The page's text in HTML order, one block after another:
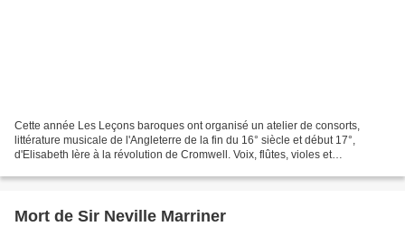
Cette année Les Leçons baroques ont organisé un atelier de consorts,
littérature musicale de l'Angleterre de la fin du 16° siècle et début 17°,
d'Elisabeth Ière à la révolution de Cromwell. Voix, flûtes, violes et
Mort de Sir Neville Marriner